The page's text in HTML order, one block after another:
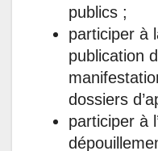
publics ;
participer à
publication
dossiers
participer à